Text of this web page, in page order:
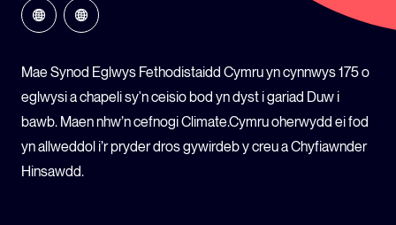
Mae Synod Eglwys Fethodistaidd Cymru yn cynnwys 175 o
eglwysi a chapeli sy'n ceisio bod yn dyst i gariad Duw i
bawb. Maen nhw’n cefnogi Climate.Cymru oherwydd ei fod
yn allweddol i’r pryder dros gywirdeb y creu a Chyfiawnder
Hinsawdd.